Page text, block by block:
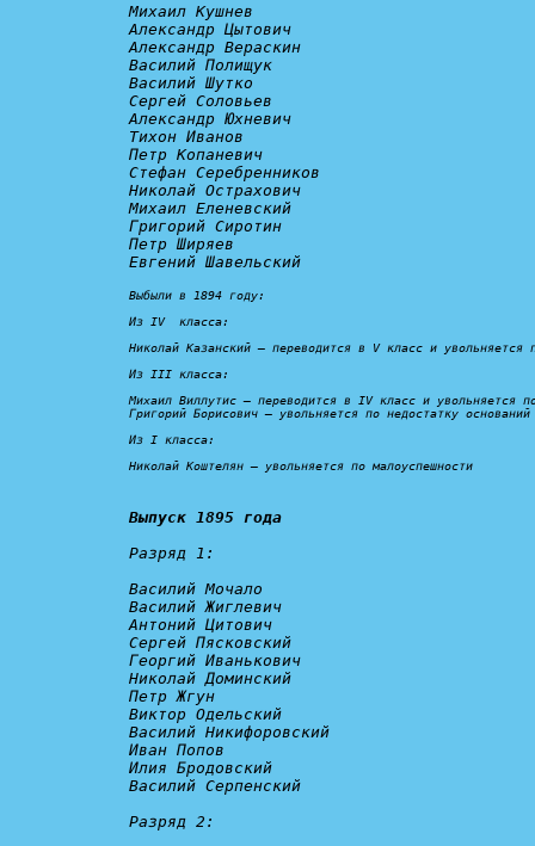
Михаил Кушнев
Александр Цытович
Александр Вераскин
Василий Полищук
Василий Шутко
Сергей Соловьев
Александр Юхневич
Тихон Иванов
Петр Копаневич
Стефан Серебренников
Николай Острахович
Михаил Еленевский
Григорий Сиротин
Петр Ширяев
Евгений Шавельский
Выбыли в 1894 году:
Из IV  класса:
Николай Казанский – переводится в V класс и увольняется
Из III класса:
Михаил Виллутис – переводится в IV класс и увольняется
Григорий Борисович – увольняется по недостатку
Из I класса:
Николай Коштелян – увольняется по малоуспешности
Выпуск 1895 года
Разряд 1:
Василий Мочало
Василий Жиглевич
Антоний Цитович
Сергей Пясковский
Георгий Иванькович
Николай Доминский
Петр Жгун
Виктор Одельский
Василий Никифоровский
Иван Попов
Илия Бродовский
Василий Серпенский
Разряд 2: